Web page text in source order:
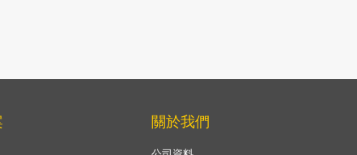
關於我們